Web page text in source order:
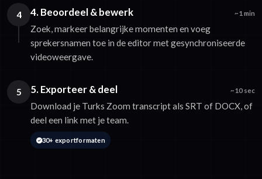
4 4. Beoordeel & bewerk ~1 min
Zoek, markeer belangrijke momenten en voeg
sprekersnamen toe in de editor met gesynchroniseerde
videoweergave.
5 5. Exporteer & deel ~10 sec
Download je Turks Zoom transcript als SRT of DOCX, of
deel een link met je team.
30+ exportformaten